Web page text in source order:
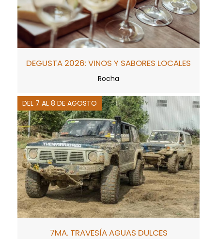
DEGUSTA 2026: VINOS Y SABORES LOCALES
Rocha
DEL 7 AL 8 DE AGOSTO
7MA. TRAVESÍA AGUAS DULCES